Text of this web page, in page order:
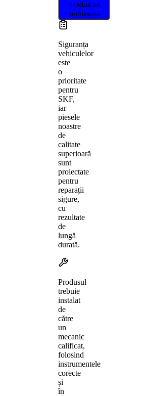
produs se
potrivește
Siguranța
vehiculelor
este
o
prioritate
pentru
SKF,
iar
piesele
noastre
de
calitate
superioară
sunt
proiectate
pentru
reparații
sigure,
cu
rezultate
de
lungă
durată.
Produsul
trebuie
instalat
de
către
un
mecanic
calificat,
folosind
instrumentele
corecte
și
în